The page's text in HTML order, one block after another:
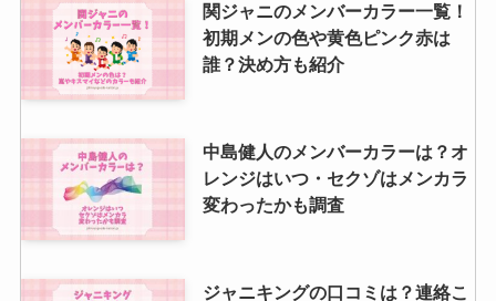
関ジャニのメンバーカラー一覧！
初期メンの色や黄色ピンク赤は
誰？決め方も紹介
中島健人のメンバーカラーは？オ
レンジはいつ・セクゾはメンカラ
変わったかも調査
ジャニキングの口コミは？連絡こ